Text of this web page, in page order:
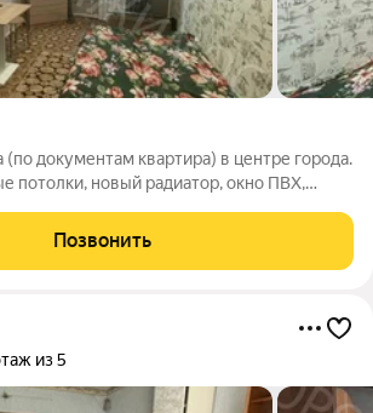
(по документам квартира) в центре города.
потолки, новый радиатор, окно ПВХ,
Позвонить
из 5